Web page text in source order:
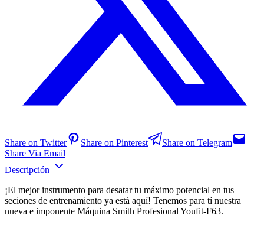
Share on Twitter Share on Pinterest
Share on Telegram
Share Via Email
Descripción
¡El mejor instrumento para desatar tu máximo potencial en tus
seciones de entrenamiento ya está aquí! Tenemos para tí nuestra
nueva e imponente Máquina Smith Profesional Youfit-F63.